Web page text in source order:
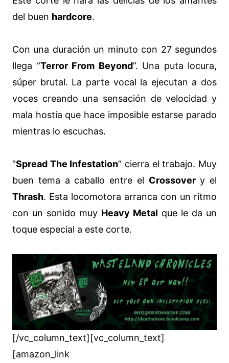
del buen hardcore.
Con una duración un minuto con 27 segundos
llega “Terror From Beyond”. Una puta locura,
súper brutal. La parte vocal la ejecutan a dos
voces creando una sensación de velocidad y
mala hostia que hace imposible estarse parado
mientras lo escuchas.
“Spread The Infestation” cierra el trabajo. Muy
buen tema a caballo entre el Crossovery el
Thrash. Esta locomotora arranca con un ritmo
con un sonido muy Heavy Metal que le da un
toque especial a este corte.
[/vc_column_text][vc_column_text]
[amazon_link